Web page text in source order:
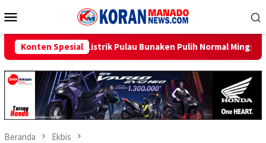
ke
Mobile
Konten Spesial
Bunaken Pulih Normal Minggu Ini Sambut HUT RI
Beranda Ekbis